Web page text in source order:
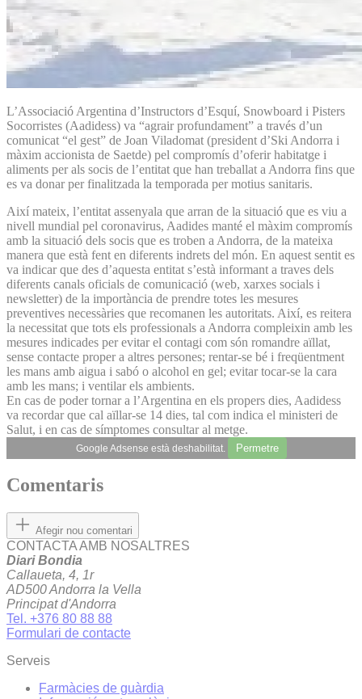
L’Associació Argentina d’Instructors d’Esquí, Snowboard i Pisters
Socorristes (Aadidess) va “agrair profundament” a través d’un
comunicat “el gest” de Joan Viladomat (president d’Ski Andorra i
màxim accionista de Saetde) pel compromís d’oferir habitatge i
aliments per als socis de l’entitat que han treballat a Andorra fins que
es va donar per finalitzada la temporada per motius sanitaris.
Així mateix, l’entitat assenyala que arran de la situació que es viu a
nivell mundial pel coronavirus, Aadides manté el màxim compromís
amb la situació dels socis que es troben a Andorra, de la mateixa
manera que està fent en diferents indrets del món. En aquest sentit es
va indicar que des d’aquesta entitat s’està informant a traves dels
diferents canals oficials de comunicació (web, xarxes socials i
newsletter) de la importància de prendre totes les mesures
preventives necessàries que recomanen les autoritats. Així, es reitera
la necessitat que tots els professionals a Andorra compleixin amb les
mesures indicades per evitar el contagi com són romandre aïllat,
sense contacte proper a altres persones; rentar-se bé i freqüentment
les mans amb aigua i sabó o alcohol en gel; evitar tocar-se la cara
amb les mans; i ventilar els ambients.
En cas de poder tornar a l’Argentina en els propers dies, Aadidess
va recordar que cal aïllar-se 14 dies, tal com indica el ministeri de
Salut, i en cas de símptomes consultar al metge.
Google Adsense està deshabilitat. Permetre
Comentaris
Afegir nou comentari
CONTACTA AMB NOSALTRES
Diari Bondia
Callaueta, 4, 1r
AD500 Andorra la Vella
Principat d'Andorra
Tel. +376 80 88 88
Formulari de contacte
Serveis
Farmàcies de guàrdia